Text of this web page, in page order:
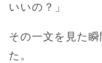
いいの？」
その一文を見た
た。